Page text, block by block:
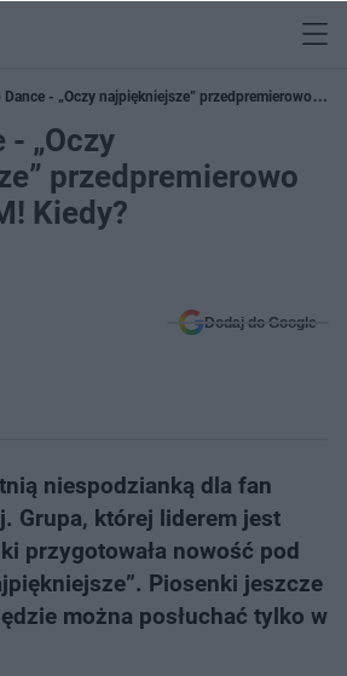
Dance - „Oczy najpiękniejsze” przedpremierowo
- „Oczy
przedpremierowo
Kiedy?
Dodaj do Google
niespodzianką dla fan
Grupa, której liderem jest
przygotowała nowość pod
Piosenki jeszcze
można posłuchać tylko w